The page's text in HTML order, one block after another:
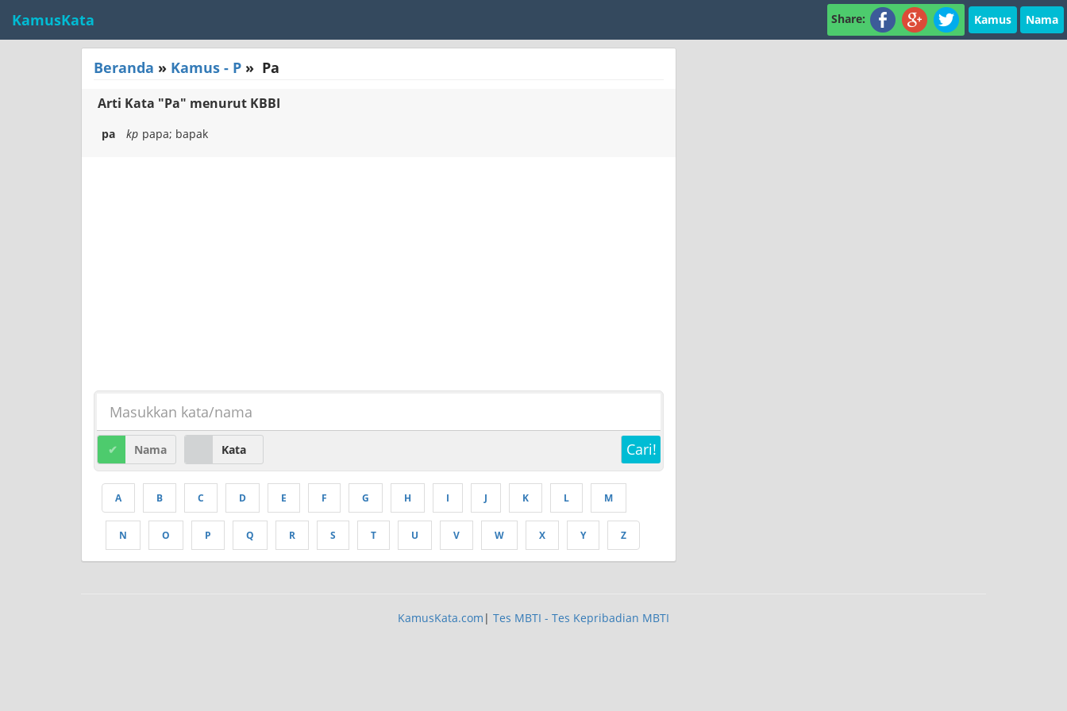
KamusKata Share: Kamus Nama
Beranda » Kamus - P » Pa
Arti Kata "Pa" menurut KBBI
pa kp papa; bapak
Nama Kata Cari!
A B C D E F G H I J K L M
N O P Q R S T U V W X Y Z
KamusKata.com | Tes MBTI - Tes Kepribadian MBTI